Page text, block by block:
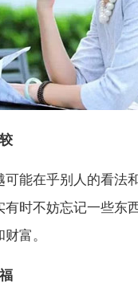
可能在乎别人的看法
有时不妨忘记一些东
富。